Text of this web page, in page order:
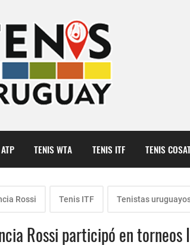
TENIS WTA TENIS ITF TENIS
Rossi Tenis ITF Tenistas
Rossi participó en torneos